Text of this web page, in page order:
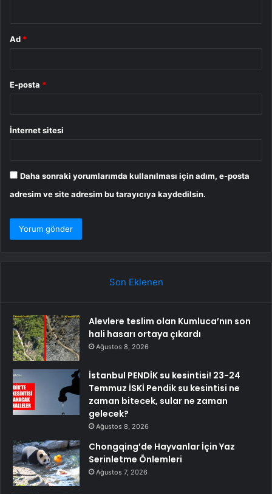
Ad *
E-posta *
İnternet sitesi
Daha sonraki yorumlarımda kullanılması için adım, e-posta
adresim ve site adresim bu tarayıcıya kaydedilsin.
Son Eklenen
Alevlere teslim olan Kumluca’nın son
hali hasarı ortaya çıkardı
Ağustos 8, 2026
İstanbul PENDİK su kesintisi! 23-24
Temmuz İSKİ Pendik su kesintisi ne
zaman bitecek, sular ne zaman
gelecek?
Ağustos 8, 2026
Chongqing’de Hayvanlar İçin Yaz
Serinletme Önlemleri
Ağustos 7, 2026